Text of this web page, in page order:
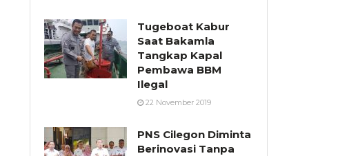
Tugeboat Kabur
Saat Bakamla
Tangkap Kapal
Pembawa BBM
Ilegal
22 November 2019
PNS Cilegon Diminta
Berinovasi Tanpa